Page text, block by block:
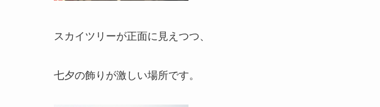
スカイツリーが正面に見えつつ、
七夕の飾りが激しい場所です。